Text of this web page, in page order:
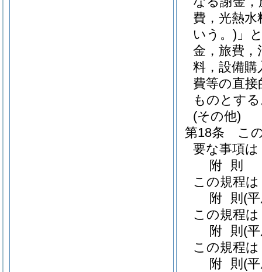
費，光熱
いう。) 」
金，旅費，
料，設備購
費等の直接
ものとす
(その他)
第18条
こ
要な事項
附 則
この規程
附 則 (
この規程
附 則 (
この規程
附 則 (